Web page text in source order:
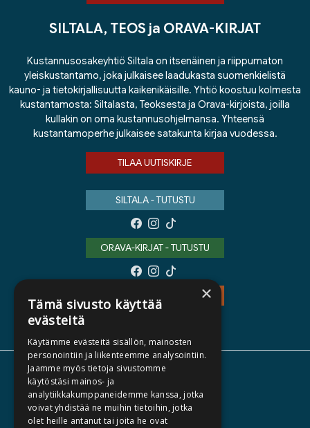
SILTALA, TEOS ja ORAVA-KIRJAT
Kustannusosakeyhtiö Siltala on itsenäinen ja riippumaton
yleiskustantamo, joka julkaisee laadukasta suomenkielistä
kauno- ja tietokirjallisuutta kaikenikäisille. Yhtiö koostuu kolmesta
kustantamosta: Siltalasta, Teoksesta ja Orava-kirjoista, joilla
kullakin on oma kustannusohjelmansa. Yhteensä
kustantamoperhe julkaisee satakunta kirjaa vuodessa.
TILAA UUTISKIRJE
SILTALA - TUTUSTU
ORAVA-KIRJAT - TUTUSTU
TIETOA MEISTÄ
TEKIJÄT
KATALOGIT
×
Tämä sivusto käyttää
evästeitä
Käytämme evästeitä sisällön, mainosten
personointiin ja liikenteemme analysointiin.
Jaamme myös tietoja sivustomme
käytöstäsi mainos- ja
analytiikkakumppaneidemme kanssa, jotka
voivat yhdistää ne muihin tietoihin, jotka
olet heille antanut tai joita he ovat